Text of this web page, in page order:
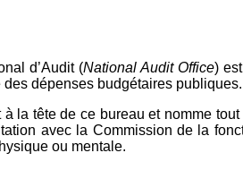
d’Audit (National Audit Office)
dépenses budgétaires publiques.
à la tête de ce bureau et nomme
avec la Commission de la
ou mentale.